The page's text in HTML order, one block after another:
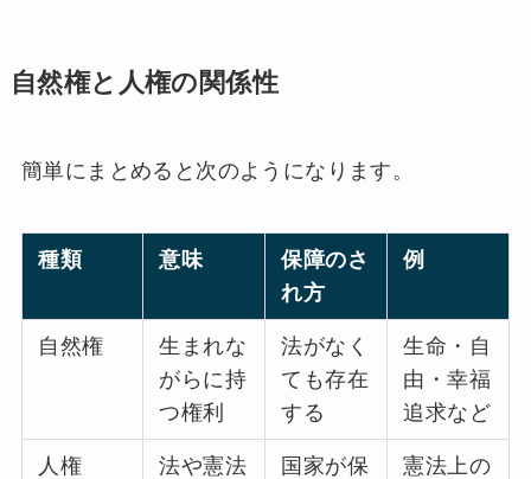
自然権と人権の関係性
簡単にまとめると次のようになります。
種類 意味
保障のさ
れ方
例
自然権
生まれな
がらに持
つ権利
法がなく
ても存在
する
生命・自
由・幸福
追求など
人権
法や憲法
国家が保
憲法上の